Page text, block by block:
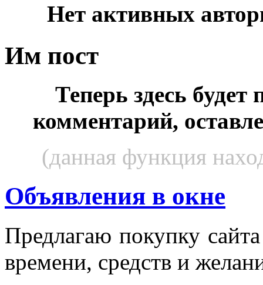
Нет активных
Им пост
Теперь здесь будет
комментарий,
(данная функция
Объявления в окне
Пред­ла­гаю по­куп­ку
вре­мени, средств и